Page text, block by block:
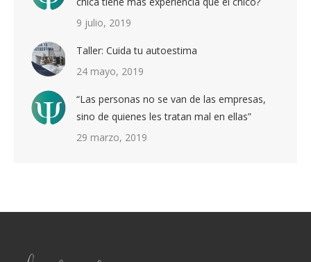
9 julio, 2019
Taller: Cuida tu autoestima
24 mayo, 2019
“Las personas no se van de las empresas,
sino de quienes les tratan mal en ellas”
29 marzo, 2019